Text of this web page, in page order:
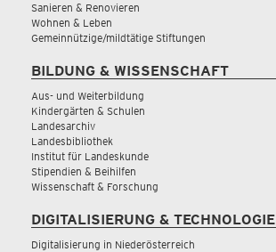
Sanieren & Renovieren
Wohnen & Leben
Gemeinnützige/mildtätige Stiftungen
BILDUNG & WISSENSCHAFT
Aus- und Weiterbildung
Kindergärten & Schulen
Landesarchiv
Landesbibliothek
Institut für Landeskunde
Stipendien & Beihilfen
Wissenschaft & Forschung
DIGITALISIERUNG & TECHNOLOGIE
Digitalisierung in Niederösterreich